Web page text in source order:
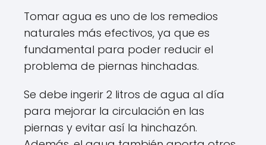
Tomar agua es uno de los remedios
naturales más efectivos, ya que es
fundamental para poder reducir el
problema de piernas hinchadas.
Se debe ingerir 2 litros de agua al día
para mejorar la circulación en las
piernas y evitar así la hinchazón.